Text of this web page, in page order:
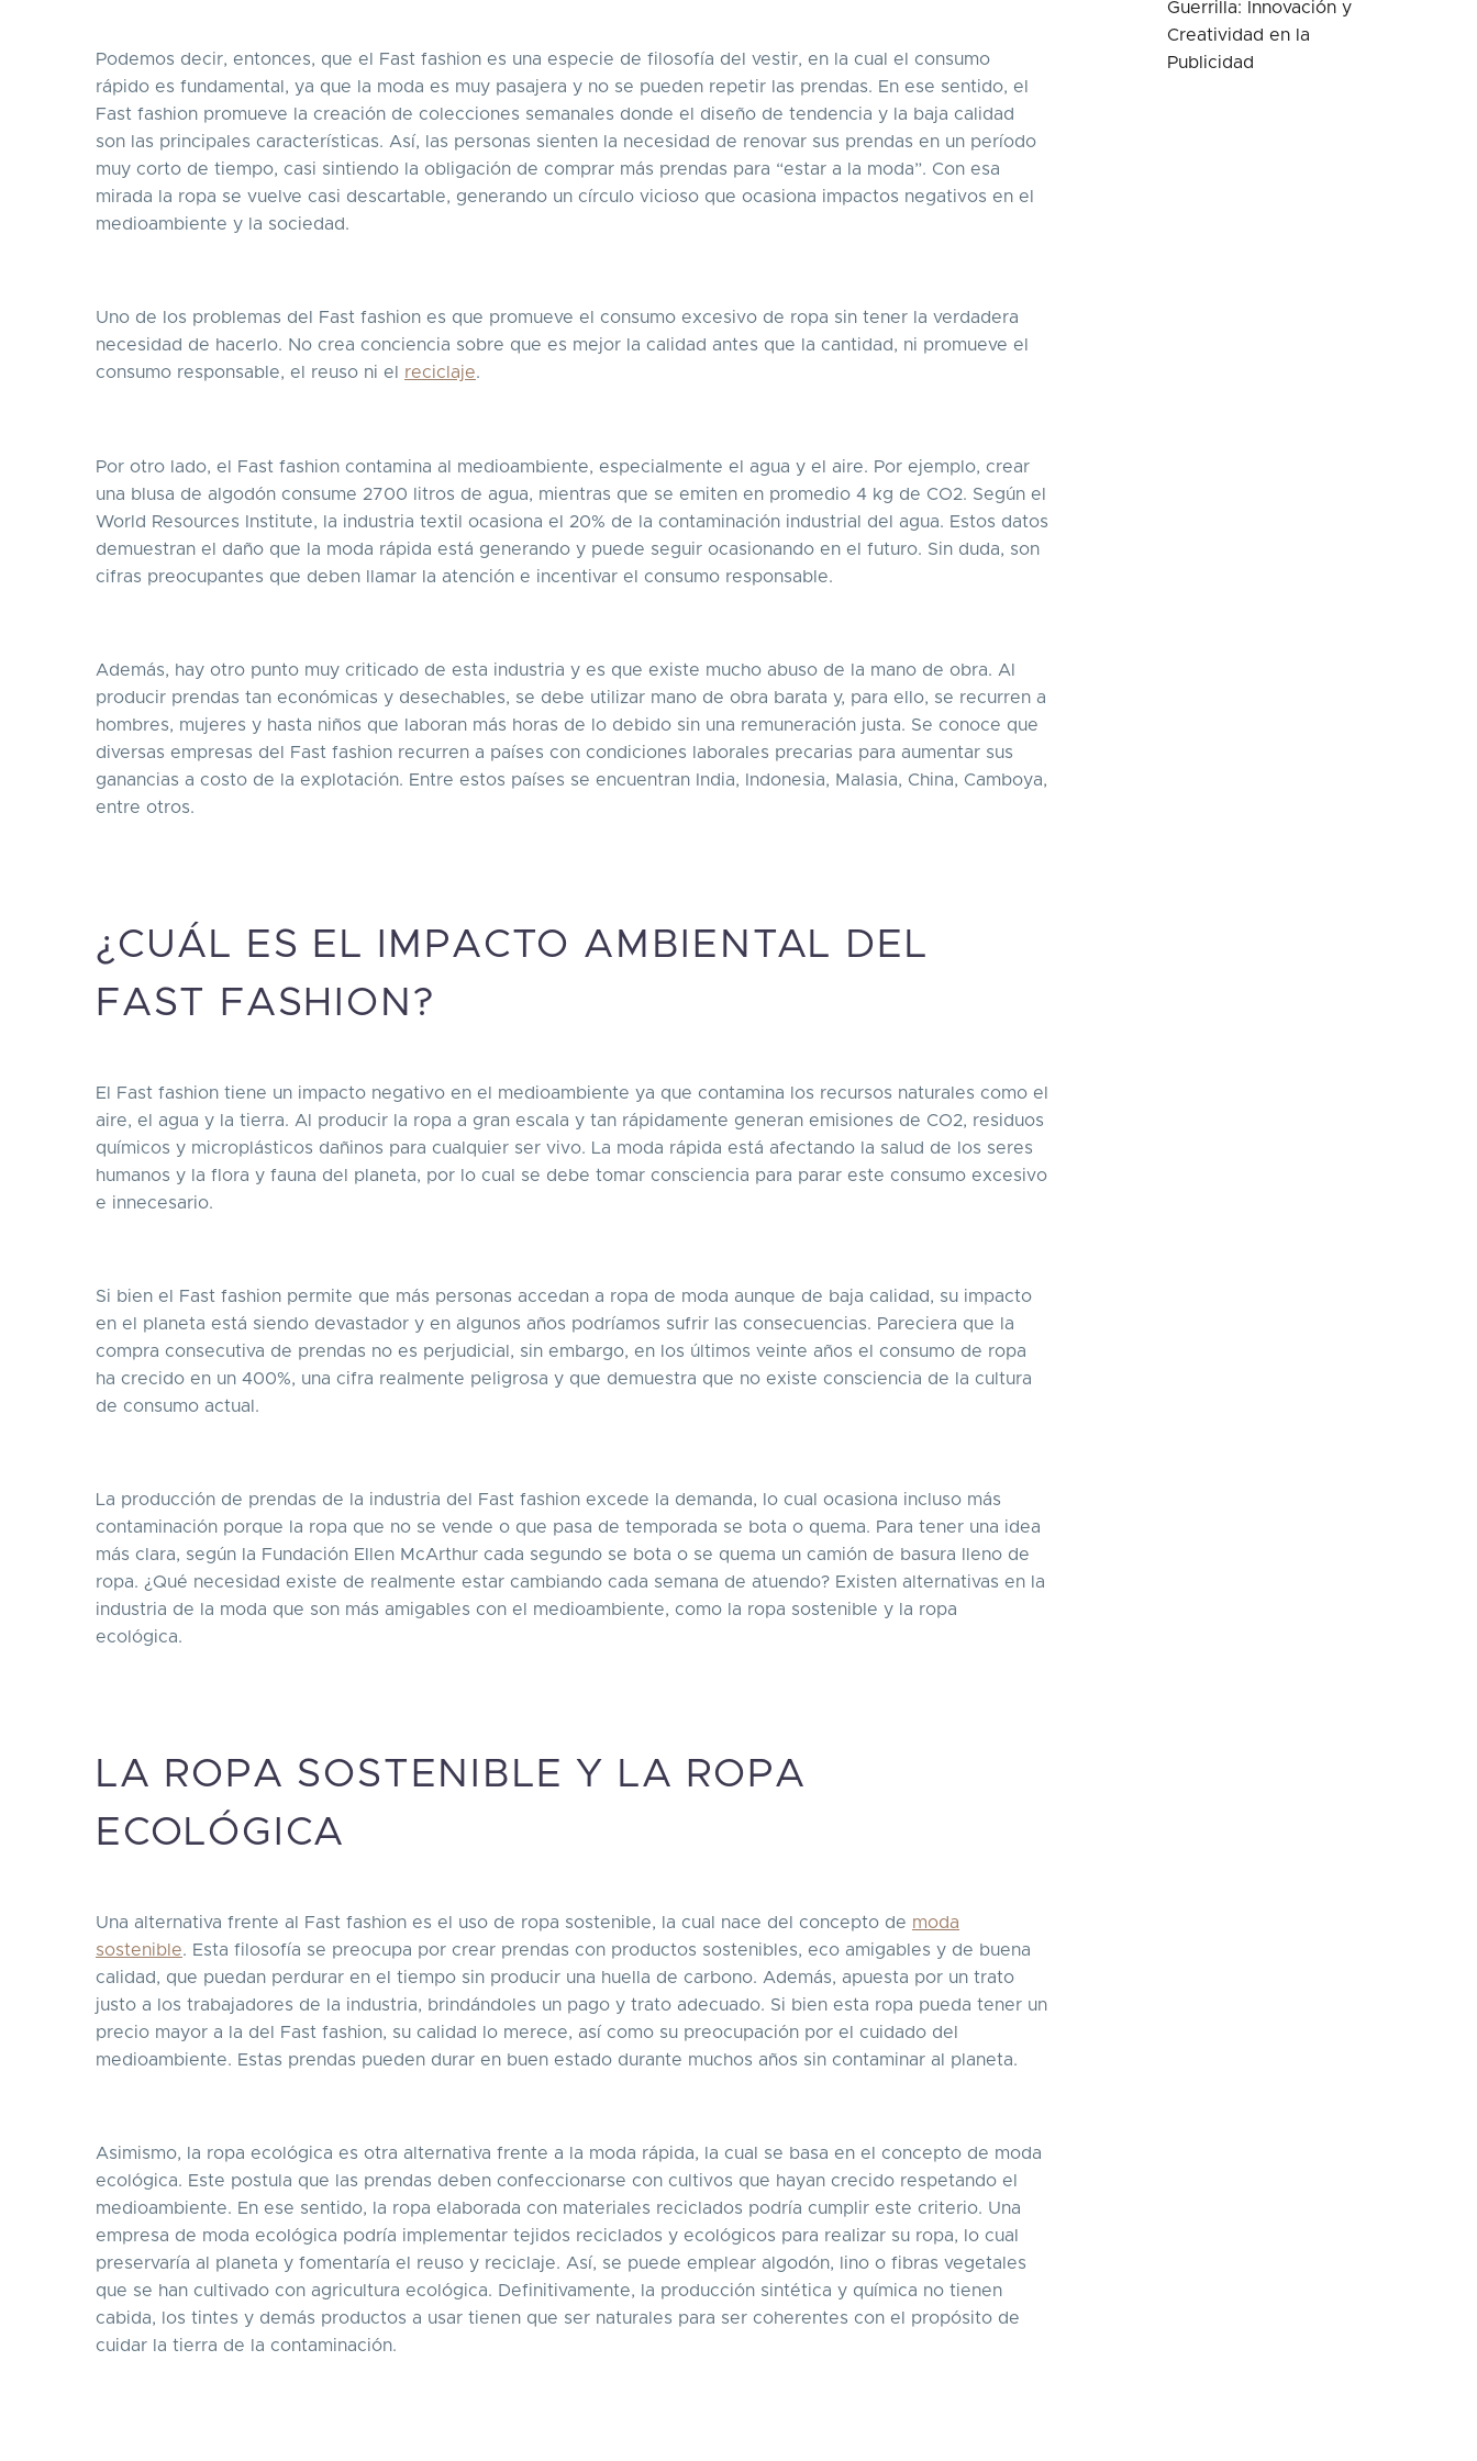
Podemos decir, entonces, que el Fast fashion es una especie de filosofía del vestir, en la cual el consumo
rápido es fundamental, ya que la moda es muy pasajera y no se pueden repetir las prendas. En ese sentido, el
Fast fashion promueve la creación de colecciones semanales donde el diseño de tendencia y la baja calidad
son las principales características. Así, las personas sienten la necesidad de renovar sus prendas en un período
muy corto de tiempo, casi sintiendo la obligación de comprar más prendas para “estar a la moda”. Con esa
mirada la ropa se vuelve casi descartable, generando un círculo vicioso que ocasiona impactos negativos en el
medioambiente y la sociedad.
Uno de los problemas del Fast fashion es que promueve el consumo excesivo de ropa sin tener la verdadera
necesidad de hacerlo. No crea conciencia sobre que es mejor la calidad antes que la cantidad, ni promueve el
consumo responsable, el reuso ni el reciclaje.
Por otro lado, el Fast fashion contamina al medioambiente, especialmente el agua y el aire. Por ejemplo, crear
una blusa de algodón consume 2700 litros de agua, mientras que se emiten en promedio 4 kg de CO2. Según el
World Resources Institute, la industria textil ocasiona el 20% de la contaminación industrial del agua. Estos datos
demuestran el daño que la moda rápida está generando y puede seguir ocasionando en el futuro. Sin duda, son
cifras preocupantes que deben llamar la atención e incentivar el consumo responsable.
Además, hay otro punto muy criticado de esta industria y es que existe mucho abuso de la mano de obra. Al
producir prendas tan económicas y desechables, se debe utilizar mano de obra barata y, para ello, se recurren a
hombres, mujeres y hasta niños que laboran más horas de lo debido sin una remuneración justa. Se conoce que
diversas empresas del Fast fashion recurren a países con condiciones laborales precarias para aumentar sus
ganancias a costo de la explotación. Entre estos países se encuentran India, Indonesia, Malasia, China, Camboya,
entre otros.
¿CUÁL ES EL IMPACTO AMBIENTAL DEL
FAST FASHION?
El Fast fashion tiene un impacto negativo en el medioambiente ya que contamina los recursos naturales como el
aire, el agua y la tierra. Al producir la ropa a gran escala y tan rápidamente generan emisiones de CO2, residuos
químicos y microplásticos dañinos para cualquier ser vivo. La moda rápida está afectando la salud de los seres
humanos y la flora y fauna del planeta, por lo cual se debe tomar consciencia para parar este consumo excesivo
e innecesario.
Si bien el Fast fashion permite que más personas accedan a ropa de moda aunque de baja calidad, su impacto
en el planeta está siendo devastador y en algunos años podríamos sufrir las consecuencias. Pareciera que la
compra consecutiva de prendas no es perjudicial, sin embargo, en los últimos veinte años el consumo de ropa
ha crecido en un 400%, una cifra realmente peligrosa y que demuestra que no existe consciencia de la cultura
de consumo actual.
La producción de prendas de la industria del Fast fashion excede la demanda, lo cual ocasiona incluso más
contaminación porque la ropa que no se vende o que pasa de temporada se bota o quema. Para tener una idea
más clara, según la Fundación Ellen McArthur cada segundo se bota o se quema un camión de basura lleno de
ropa. ¿Qué necesidad existe de realmente estar cambiando cada semana de atuendo? Existen alternativas en la
industria de la moda que son más amigables con el medioambiente, como la ropa sostenible y la ropa
ecológica.
LA ROPA SOSTENIBLE Y LA ROPA
ECOLÓGICA
Una alternativa frente al Fast fashion es el uso de ropa sostenible, la cual nace del concepto de moda
sostenible. Esta filosofía se preocupa por crear prendas con productos sostenibles, eco amigables y de buena
calidad, que puedan perdurar en el tiempo sin producir una huella de carbono. Además, apuesta por un trato
justo a los trabajadores de la industria, brindándoles un pago y trato adecuado. Si bien esta ropa pueda tener un
precio mayor a la del Fast fashion, su calidad lo merece, así como su preocupación por el cuidado del
medioambiente. Estas prendas pueden durar en buen estado durante muchos años sin contaminar al planeta.
Asimismo, la ropa ecológica es otra alternativa frente a la moda rápida, la cual se basa en el concepto de moda
ecológica. Este postula que las prendas deben confeccionarse con cultivos que hayan crecido respetando el
medioambiente. En ese sentido, la ropa elaborada con materiales reciclados podría cumplir este criterio. Una
empresa de moda ecológica podría implementar tejidos reciclados y ecológicos para realizar su ropa, lo cual
preservaría al planeta y fomentaría el reuso y reciclaje. Así, se puede emplear algodón, lino o fibras vegetales
que se han cultivado con agricultura ecológica. Definitivamente, la producción sintética y química no tienen
cabida, los tintes y demás productos a usar tienen que ser naturales para ser coherentes con el propósito de
cuidar la tierra de la contaminación.
Guerrilla: Innovación y
Creatividad en la
Publicidad